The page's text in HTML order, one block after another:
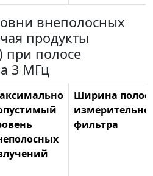
внеполосных
продукты
при полосе
3 МГц
Ширина
фильтра